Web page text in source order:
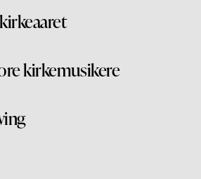
kirkemusikere